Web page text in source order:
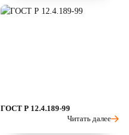
ГОСТ Р 12.4.189-99
Читать далее